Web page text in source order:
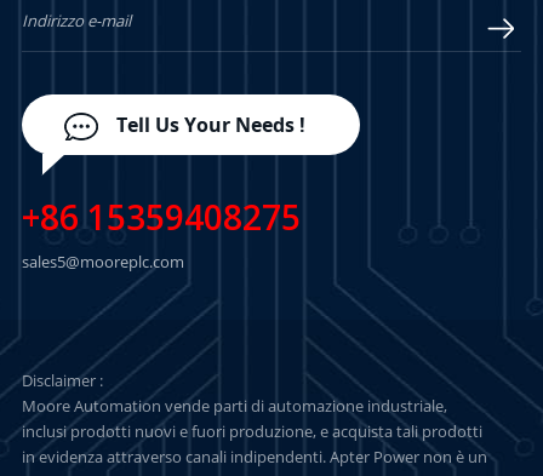
Tell Us Your Needs !
+86 15359408275
sales5@mooreplc.com
Disclaimer :
Moore Automation vende parti di automazione industriale,
inclusi prodotti nuovi e fuori produzione, e acquista tali prodotti
in evidenza attraverso canali indipendenti. Apter Power non è un